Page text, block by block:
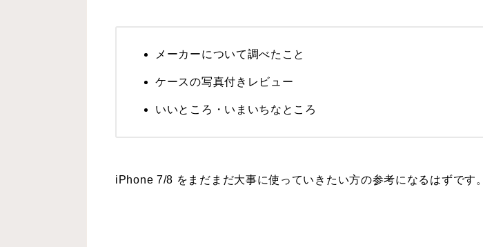
メーカーについて調べたこと
ケースの写真付きレビュー
いいところ・いまいちなところ
iPhone 7/8 をまだまだ大事に使っていきたい方の参考になるはずです。